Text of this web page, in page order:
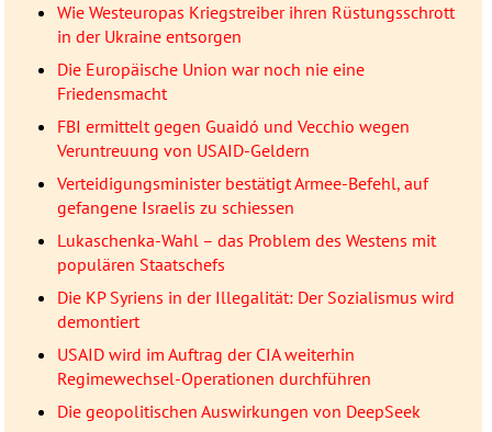
Wie Westeuropas Kriegstreiber ihren Rüstungsschrott
in der Ukraine entsorgen
Die Europäische Union war noch nie eine
Friedensmacht
FBI ermittelt gegen Guaidó und Vecchio wegen
Veruntreuung von USAID-Geldern
Verteidigungsminister bestätigt Armee-Befehl, auf
gefangene Israelis zu schiessen
Lukaschenka-Wahl – das Problem des Westens mit
populären Staatschefs
Die KP Syriens in der Illegalität: Der Sozialismus wird
demontiert
USAID wird im Auftrag der CIA weiterhin
Regimewechsel-Operationen durchführen
Die geopolitischen Auswirkungen von DeepSeek